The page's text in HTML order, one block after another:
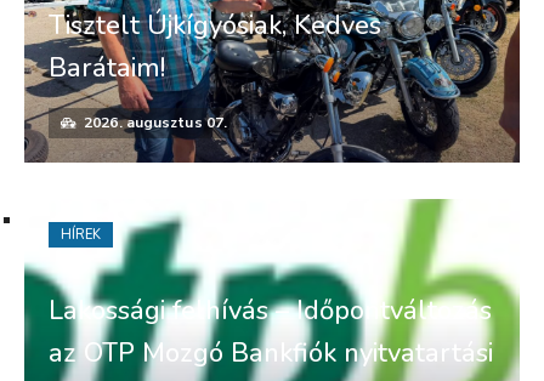
Tisztelt Újkígyósiak, Kedves
Barátaim!
2026. augusztus 07.
Lakossági felhívás – Időpontváltozás
az OTP Mozgó Bankfiók nyitvatartási
HÍREK